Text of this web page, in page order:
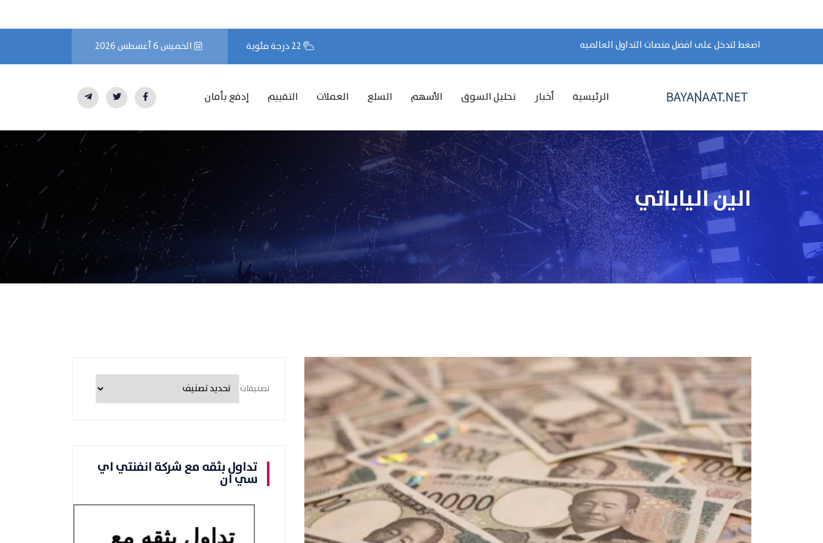
اضغط لتدخل على افضل منصات التداول العالميه 22 درجة مئوية الخميس 6 أغسطس 2026
الرئيسية أخبار تحليل السوق الأسهم السلع العملات التقييم إدفع بأمان
الين الياباتي
تصنيفات
تداول بثقه مع شركة انفنتي اي
سي ان